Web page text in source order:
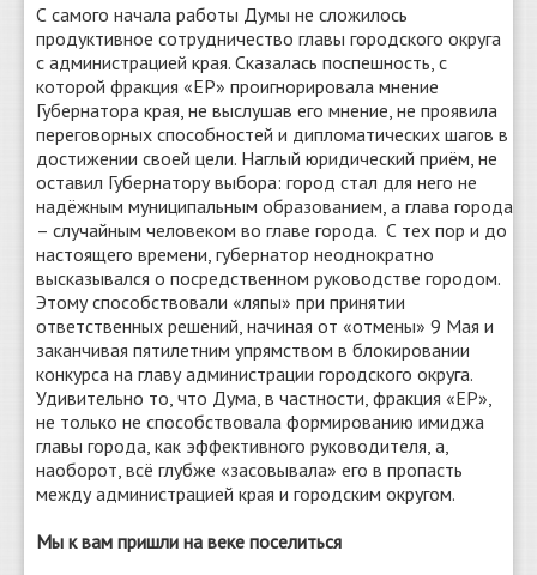
С самого начала работы Думы не сложилось
продуктивное сотрудничество главы городского округа
с администрацией края. Сказалась поспешность, с
которой фракция «ЕР» проигнорировала мнение
Губернатора края, не выслушав его мнение, не проявила
переговорных способностей и дипломатических шагов в
достижении своей цели. Наглый юридический приём, не
оставил Губернатору выбора: город стал для него не
надёжным муниципальным образованием, а глава города
– случайным человеком во главе города. С тех пор и до
настоящего времени, губернатор неоднократно
высказывался о посредственном руководстве городом.
Этому способствовали «ляпы» при принятии
ответственных решений, начиная от «отмены» 9 Мая и
заканчивая пятилетним упрямством в блокировании
конкурса на главу администрации городского округа.
Удивительно то, что Дума, в частности, фракция «ЕР»,
не только не способствовала формированию имиджа
главы города, как эффективного руководителя, а,
наоборот, всё глубже «засовывала» его в пропасть
между администрацией края и городским округом.
Мы к вам пришли на веке поселиться